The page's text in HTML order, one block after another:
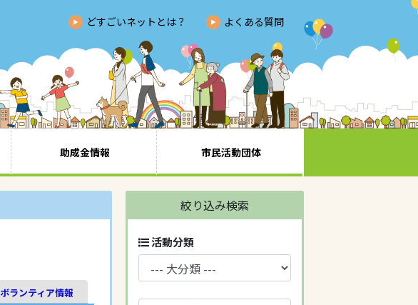
どすごいネットとは？ よくある質問
助成金情報 市民活動団体
ボランティア情報
絞り込み検索
活動分類